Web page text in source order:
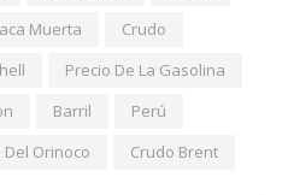
Muerta
Crudo
Precio De La Gasolina
Barril
Perú
Del Orinoco Crudo Brent